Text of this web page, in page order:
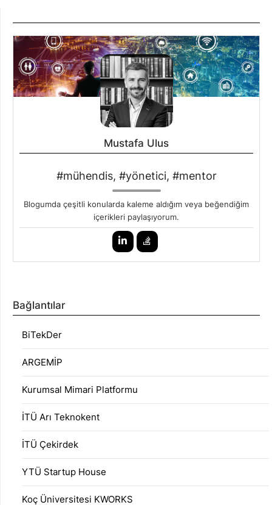
Mustafa Ulus
#mühendis, #yönetici, #mentor
Blogumda çeşitli konularda kaleme aldığım veya beğendiğim
içerikleri paylaşıyorum.
Bağlantılar
BiTekDer
ARGEMİP
Kurumsal Mimari Platformu
İTÜ Arı Teknokent
İTÜ Çekirdek
YTÜ Startup House
Koç Üniversitesi KWORKS